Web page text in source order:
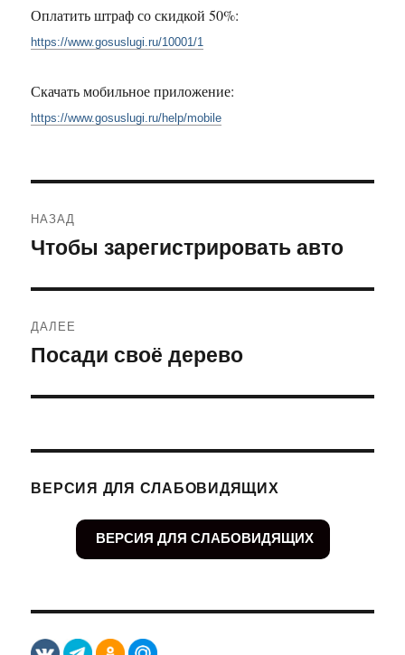
Оплатить штраф со скидкой 50%:
https://www.gosuslugi.ru/10001/1
Скачать мобильное приложение:
https://www.gosuslugi.ru/help/mobile
по
НАЗАД
Предыдущая
Чтобы зарегистрировать авто
ДАЛЕЕ
Следующая
Посади своё дерево
ВЕРСИЯ ДЛЯ СЛАБОВИДЯЩИХ
ВЕРСИЯ ДЛЯ СЛАБОВИДЯЩИХ